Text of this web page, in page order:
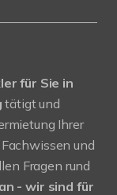
für Sie in
tätigt und
Ihrer
und
Fragen rund
- wir sind für